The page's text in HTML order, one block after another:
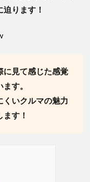
迫ります ！
に見て感じた感覚
す。
くいクルマの魅力
す！